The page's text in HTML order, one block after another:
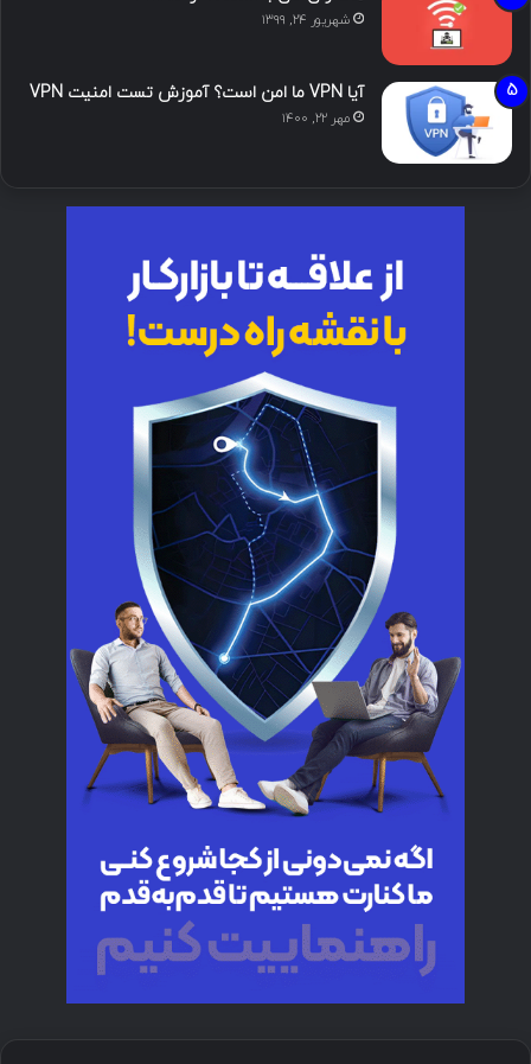
شهریور ۲۴, ۱۳۹۹
آیا VPN ما امن است؟ آموزش تست امنیت VPN
مهر ۲۲, ۱۴۰۰